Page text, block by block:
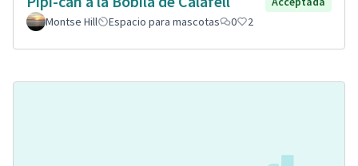
Montse Hill
Espacio para mascotas 0 2